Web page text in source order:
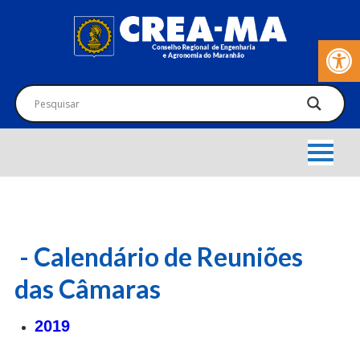
Barra de
- Calendário de Reuniões
das Câmaras
2019